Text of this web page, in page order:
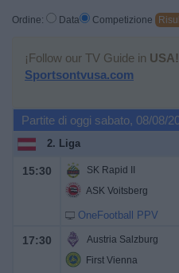
Ordine: Data Competizione
¡Follow our TV Guide in USA!
Sportsontvusa.com
Partite di oggi sabato, 08/08/
2. Liga
15:30
SK Rapid II
ASK Voitsberg
OneFootball PPV
17:30
Austria Salzburg
First Vienna